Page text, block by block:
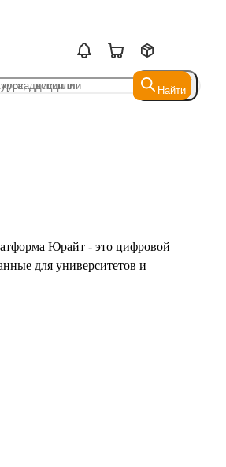
Найти
Найти
Юрайт - это цифровой
для университетов и